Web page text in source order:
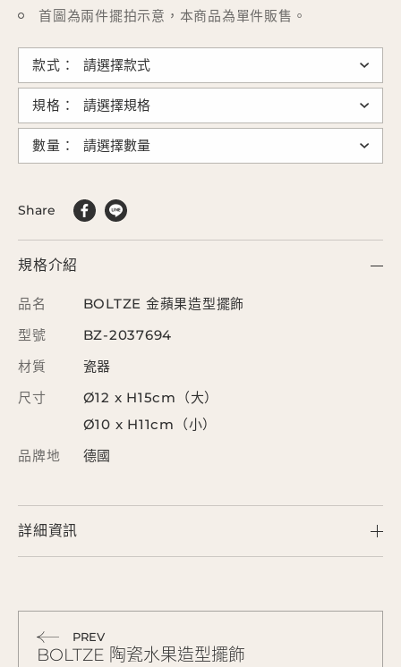
首圖為兩件擺拍示意，本商品為單件販售。
款式：
規格：
數量：
Share
規格介紹
品名
BOLTZE 金蘋果造型擺飾
型號
BZ-2037694
材質
瓷器
尺寸
Ø12 x H15cm（大）
Ø10 x H11cm（小）
品牌地
德國
詳細資訊
PREV
BOLTZE 陶瓷水果造型擺飾